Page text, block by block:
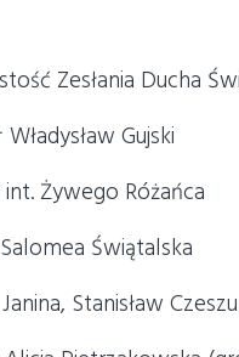
Zesłania Ducha
Gujski
Żywego Różańca
Świątalska
Stanisław